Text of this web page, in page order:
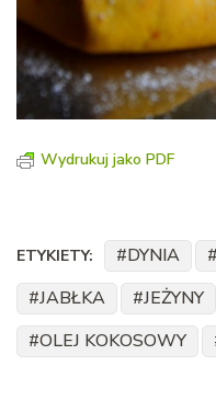
Wydrukuj jako PDF
ETYKIETY: DYNIA
JABŁKA
JEŻYNY
OLEJ KOKOSOWY